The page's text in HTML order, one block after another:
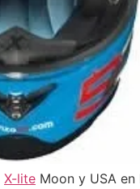
X-lite Moon y USA en